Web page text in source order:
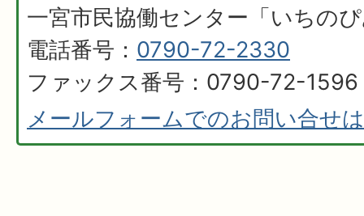
一宮市民協働センター「いちの
電話番号： 0790-72-2330
ファックス番号：0790-72-1596
メールフォームでのお問い合せ